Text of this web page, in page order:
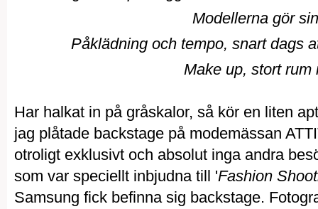
Modellerna gör
Påklädning och tempo, snart dags
Make up, stort rum
Har halkat in på gråskalor, så kör en liten
jag plåtade backstage på modemässan
otroligt exklusivt och absolut inga andra
som var speciellt inbjudna till 'Fashion
Samsung fick befinna sig backstage.